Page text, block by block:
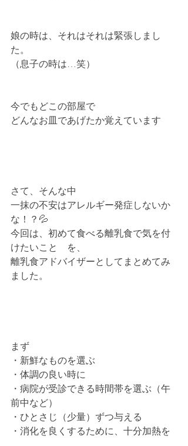
娘の時は、それはそれは緊張しまし
た。
（息子の時は…笑）
今でもどこの部屋で
どんなお皿であげたか覚えています
さて、そんな中
一抹の不安はアレルギー発症しないか
な！？💦
今回は、初めて食べる離乳食で気を付
けたいこと　を、
離乳食アドバイザーとしてまとめてみ
ました。
まず
・新鮮なものを選ぶ
・体調の良い時に
・病院が受診できる時間帯を選ぶ（午
前中など）
・ひとさじ（少量）ずつ与える
・消化を良くするために、十分加熱を